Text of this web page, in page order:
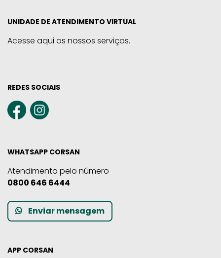
UNIDADE DE ATENDIMENTO VIRTUAL
Acesse aqui os nossos serviços.
REDES SOCIAIS
WHATSAPP CORSAN
Atendimento pelo número
0800 646 6444
Enviar mensagem
APP CORSAN